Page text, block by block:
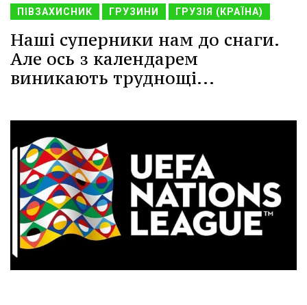
ПІВЗАХИСНИК ГРУЗИНИ ГРУЗІЯ (КРАЇНА)
Наші суперники нам до снаги.
Але ось з календарем
виникають труднощі...